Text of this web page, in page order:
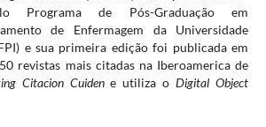
Programa de Pós-Graduação em
de Enfermagem da Universidade
e sua primeira edição foi publicada em
revistas mais citadas na Iberoamerica de
Citacion Cuidene utiliza oDigital Object